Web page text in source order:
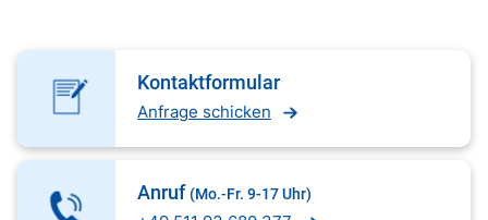
Kontaktformular
Anfrage schicken
Anruf (Mo.-Fr. 9-17 Uhr)